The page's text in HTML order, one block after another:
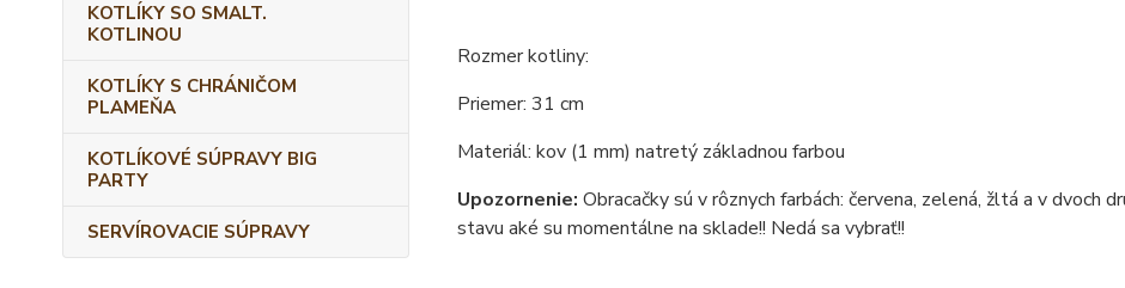
KOTLÍKY SO SMALT.
KOTLINOU
KOTLÍKY S CHRÁNIČOM
PLAMEŇA
KOTLÍKOVÉ SÚPRAVY BIG
PARTY
SERVÍROVACIE SÚPRAVY
Rozmer kotliny:
Priemer: 31 cm
Materiál: kov (1 mm) natretý základnou farbou
Upozornenie: Obracačky sú v rôznych farbách: červena, zelená, žltá a v dvoch
stavu aké su momentálne na sklade!! Nedá sa vybrať!!